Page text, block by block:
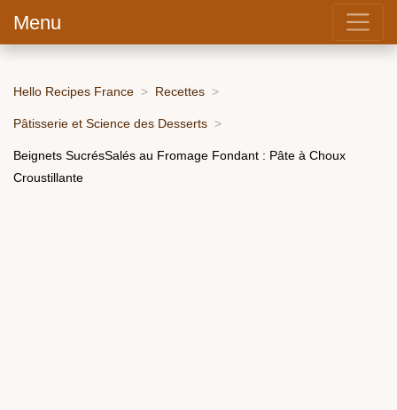
Menu
Hello Recipes France Recettes
Pâtisserie et Science des Desserts
Beignets SucrésSalés au Fromage Fondant : Pâte à Choux
Croustillante